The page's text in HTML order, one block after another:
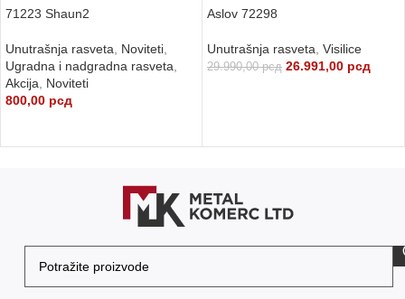
71223 Shaun2
Unutrašnja rasveta Noviteti
Ugradna i nadgradna rasveta
Akcija
Noviteti
800,00 рсд
Aslov 72298
Unutrašnja rasveta Visilice
29.990,00рсд 26.991,00 рсд